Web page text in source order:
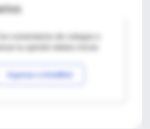
comentarios de colegas o
Ingresar a IntraMed